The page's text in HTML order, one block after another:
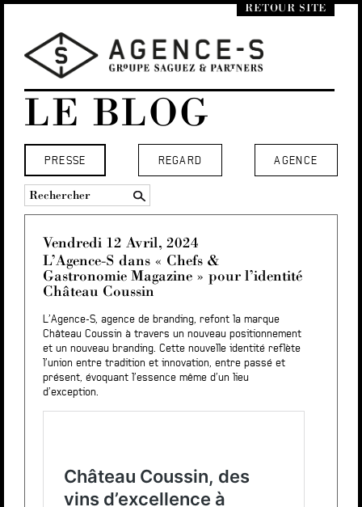
RETOUR SITE
LE BLOG
AGENCE
PRESSE REGARD
Vendredi 12 Avril, 2024
L’Agence-S dans « Chefs &
Gastronomie Magazine » pour l’identité
Château Coussin
L’Agence-S, agence de branding, refont la marque
Château Coussin à travers un nouveau positionnement
et un nouveau branding. Cette nouvelle identité reflète
l’union entre tradition et innovation, entre passé et
présent, évoquant l’essence même d’un lieu
d’exception.